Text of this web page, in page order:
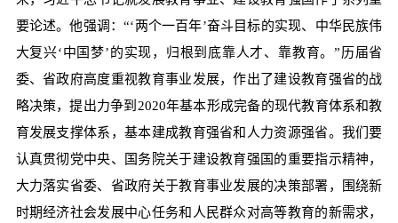
要论述。他强调：“‘两个一百年’奋斗目标的实现、中华民族伟
大复兴‘中国梦’的实现，归根到底靠人才、靠教育。”历届省
委、省政府高度重视教育事业发展，作出了建设教育强省的战
略决策，提出力争到2020年基本形成完备的现代教育体系和教
育发展支撑体系，基本建成教育强省和人力资源强省。我们要
认真贯彻党中央、国务院关于建设教育强国的重要指示精神，
大力落实省委、省政府关于教育事业发展的决策部署，围绕新
时期经济社会发展中心任务和人民群众对高等教育的新需求，